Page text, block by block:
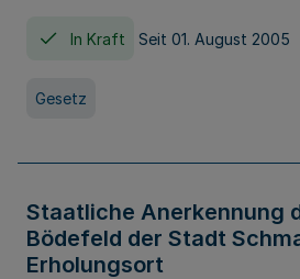
In Kraft Seit 01. August 2005
Gesetz
Staatliche Anerkennung
Bödefeld der Stadt
Erholungsort